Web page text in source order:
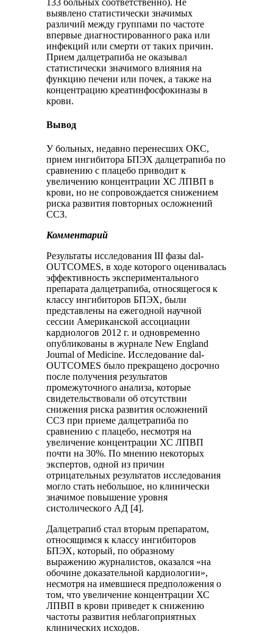
выявлено статистически значимых
различий между группами по частоте
впервые диагностированного рака или
инфекций или смерти от таких причин.
Прием далцетрапиба не оказывал
статистически значимого влияния на
функцию печени или почек, а также на
концентрацию креатинфосфокиназы в
крови.
Вывод
У больных, недавно перенесших ОКС,
прием ингибитора БПЭХ далцетрапиба по
сравнению с плацебо приводит к
увеличению концентрации ХС ЛПВП в
крови, но не сопровождается снижением
риска развития повторных осложнений
ССЗ.
Комментарий
Результаты исследования III фазы dal-
OUTCOMES, в ходе которого оценивалась
эффективность экспериментального
препарата далцетрапиба, относящегося к
классу ингибиторов БПЭХ, были
представлены на ежегодной научной
сессии Американской ассоциации
кардиологов 2012 г. и одновременно
опубликованы в журнале New England
Journal of Medicine. Исследование dal-
OUTCOMES было прекращено досрочно
после получения результатов
промежуточного анализа, которые
свидетельствовали об отсутствии
снижения риска развития осложнений
ССЗ при приеме далцетрапиба по
сравнению с плацебо, несмотря на
увеличение концентрации ХС ЛПВП
почти на 30%. По мнению некоторых
экспертов, одной из причин
отрицательных результатов исследования
могло стать небольшое, но клинически
значимое повышение уровня
систолического АД [4].
Далцетрапиб стал вторым препаратом,
относящимся к классу ингибиторов
БПЭХ, который, по образному
выражению журналистов, оказался «на
обочине доказательной кардиологии»,
несмотря на имевшиеся предположения о
том, что увеличение концентрации ХС
ЛПВП в крови приведет к снижению
частоты развития неблагоприятных
клинических исходов.